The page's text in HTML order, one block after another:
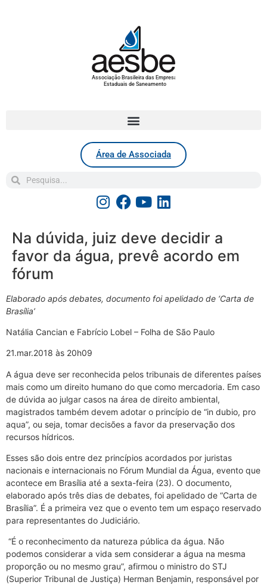
Associação Brasileira das Empresas
Estaduais de Saneamento
Área de Associada
Na dúvida, juiz deve decidir a
favor da água, prevê acordo em
fórum
Elaborado após debates, documento foi apelidado de ‘Carta de
Brasília’
Natália Cancian e Fabrício Lobel – Folha de São Paulo
21.mar.2018 às 20h09
A água deve ser reconhecida pelos tribunais de diferentes países
mais como um direito humano do que como mercadoria. Em caso
de dúvida ao julgar casos na área de direito ambiental,
magistrados também devem adotar o princípio de “in dubio, pro
aqua”, ou seja, tomar decisões a favor da preservação dos
recursos hídricos.
Esses são dois entre dez princípios acordados por juristas
nacionais e internacionais no Fórum Mundial da Água, evento que
acontece em Brasília até a sexta-feira (23). O documento,
elaborado após três dias de debates, foi apelidado de “Carta de
Brasília”. É a primeira vez que o evento tem um espaço reservado
para representantes do Judiciário.
“É o reconhecimento da natureza pública da água. Não
podemos considerar a vida sem considerar a água na mesma
proporção ou no mesmo grau”, afirmou o ministro do STJ
(Superior Tribunal de Justiça) Herman Benjamin, responsável por